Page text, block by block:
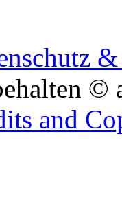
©
and